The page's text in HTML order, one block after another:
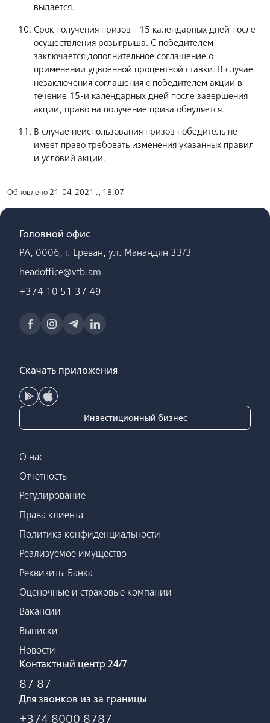
выдается.
Срок получения призов - 15 календарных дней после
осуществления розыгрыша. С победителем
заключается дополнительное соглашение о
применении удвоенной процентной ставки. В случае
незаключения соглашения с победителем акции в
течение 15-и календарных дней после завершения
акции, право на получение приза обнуляется.
В случае неиспользования призов победитель не
имеет право требовать изменения указанных правил
и условий акции.
Обновлено 21-04-2021г., 18:07
Головной офис
РА, 0006, г. Ереван, ул. Манандян 33/3
headoffice@vtb.am
+374 10 51 37 49
Скачать приложения
Инвестиционный бизнес
О нас
Отчетность
Регулирование
Права клиента
Политика конфиденциальности
Реализуемое имущество
Реквизиты Банка
Оценочные и страховые компании
Вакансии
Выписки
Новости
Контактный центр 24/7
87 87
Для звонков из за границы
+374 8000 8787